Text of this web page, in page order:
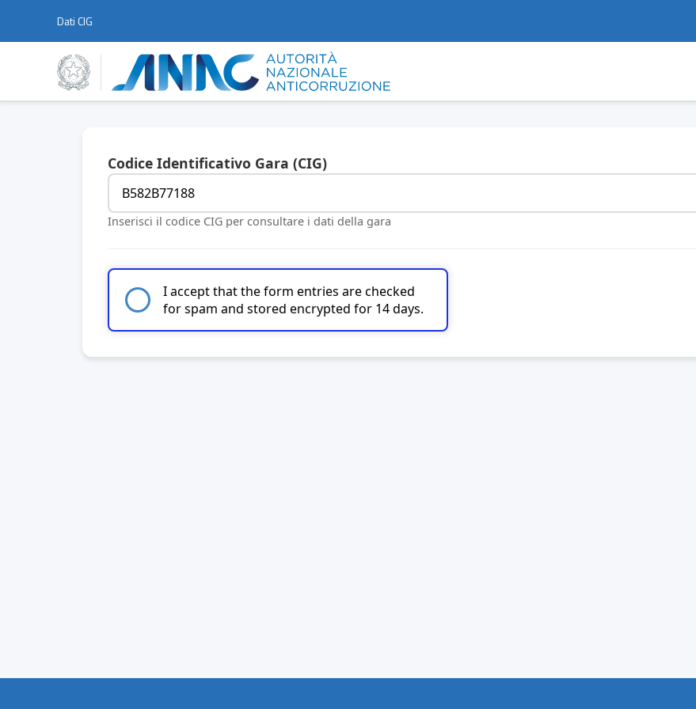
Dati CIG
Codice Identificativo Gara (CIG)
Inserisci il codice CIG per consultare i dati della gara
I accept that the form entries are checked
for spam and stored encrypted for 14 days.